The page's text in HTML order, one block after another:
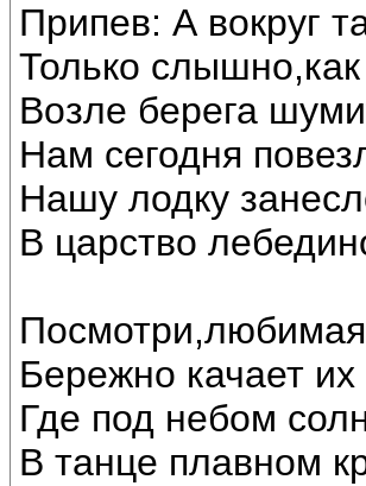
Припев: А вокруг
Только
Возле берега
Нам сегодня
Нашу лодку
В царство
Бережно качает
Где под небом
В танце плавном